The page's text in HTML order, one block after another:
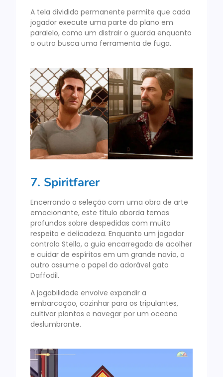
A tela dividida permanente permite que cada
jogador execute uma parte do plano em
paralelo, como um distrair o guarda enquanto
o outro busca uma ferramenta de fuga.
7. Spiritfarer
Encerrando a seleção com uma obra de arte
emocionante, este título aborda temas
profundos sobre despedidas com muito
respeito e delicadeza. Enquanto um jogador
controla Stella, a guia encarregada de acolher
e cuidar de espíritos em um grande navio, o
outro assume o papel do adorável gato
Daffodil.
A jogabilidade envolve expandir a
embarcação, cozinhar para os tripulantes,
cultivar plantas e navegar por um oceano
deslumbrante.